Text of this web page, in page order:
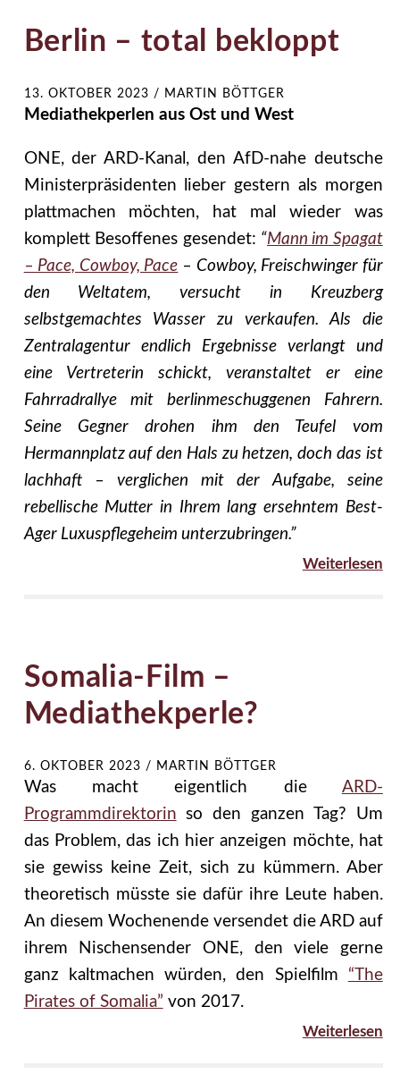
Berlin – total bekloppt
13. OKTOBER 2023 / MARTIN BÖTTGER
Mediathekperlen aus Ost und West
ONE, der ARD-Kanal, den AfD-nahe deutsche
Ministerpräsidenten lieber gestern als morgen
plattmachen möchten, hat mal wieder was
komplett Besoffenes gesendet: “Mann im Spagat
– Pace, Cowboy, Pace – Cowboy, Freischwinger für
den Weltatem, versucht in Kreuzberg
selbstgemachtes Wasser zu verkaufen. Als die
Zentralagentur endlich Ergebnisse verlangt und
eine Vertreterin schickt, veranstaltet er eine
Fahrradrallye mit berlinmeschuggenen Fahrern.
Seine Gegner drohen ihm den Teufel vom
Hermannplatz auf den Hals zu hetzen, doch das ist
lachhaft – verglichen mit der Aufgabe, seine
rebellische Mutter in Ihrem lang ersehntem Best-
Ager Luxuspflegeheim unterzubringen.”
Weiterlesen
Somalia-Film –
Mediathekperle?
6. OKTOBER 2023 / MARTIN BÖTTGER
Was macht eigentlich die ARD-
Programmdirektorin so den ganzen Tag? Um
das Problem, das ich hier anzeigen möchte, hat
sie gewiss keine Zeit, sich zu kümmern. Aber
theoretisch müsste sie dafür ihre Leute haben.
An diesem Wochenende versendet die ARD auf
ihrem Nischensender ONE, den viele gerne
ganz kaltmachen würden, den Spielfilm “The
Pirates of Somalia” von 2017.
Weiterlesen